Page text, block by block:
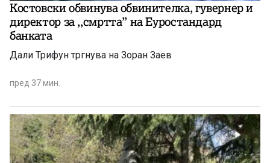
Костовски обвинува обвинителка, гувернер и
директор за ,,смртта” на Еуростандард
банката
Дали Трифун тргнува на Зоран Заев
пред 37 мин.